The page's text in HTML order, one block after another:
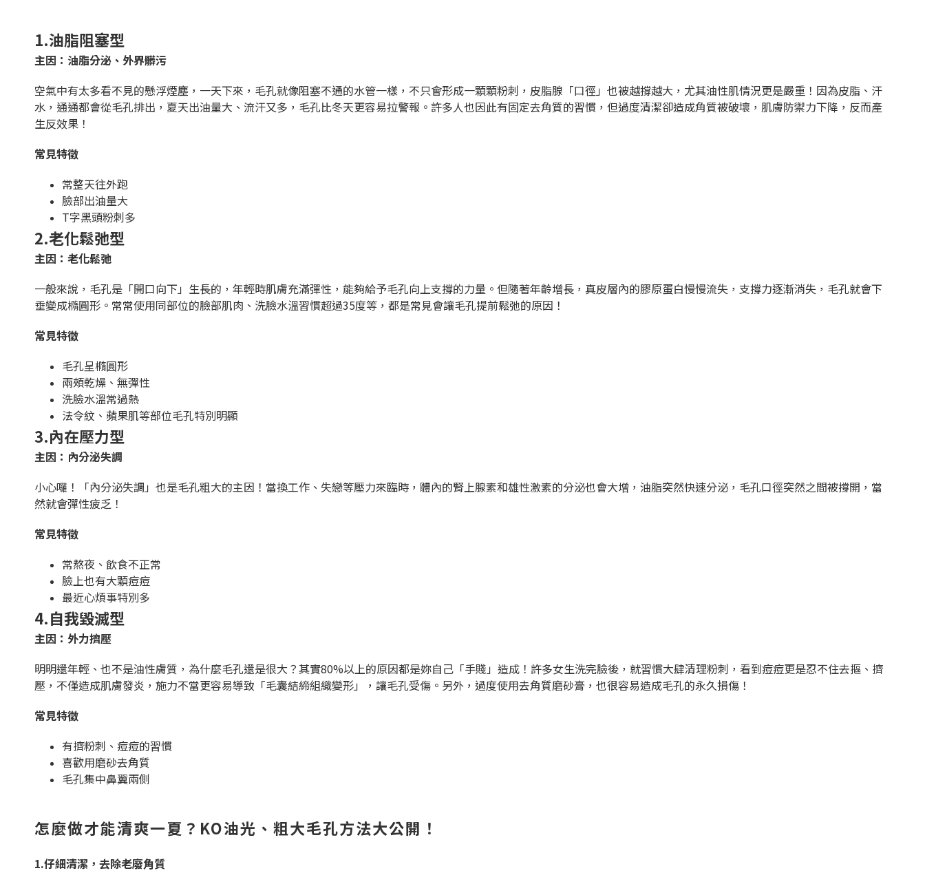
1.油脂阻塞型
主因：油脂分泌、外界髒污
空氣中有太多看不見的懸浮煙塵，一天下來，毛孔就像阻塞不通的水管一樣，不只會形成一顆顆粉刺，皮脂腺「口徑」也被越撐越大，尤其油性肌情況更是嚴重！因為皮脂、汗
水，通通都會從毛孔排出，夏天出油量大、流汗又多，毛孔比冬天更容易拉警報。許多人也因此有固定去角質的習慣，但過度清潔卻造成角質被破壞，肌膚防禦力下降，反而產
生反效果！
常見特徵
常整天往外跑
臉部出油量大
T字黑頭粉刺多
2.老化鬆弛型
主因：老化鬆弛
一般來說，毛孔是「開口向下」生長的，年輕時肌膚充滿彈性，能夠給予毛孔向上支撐的力量。但隨著年齡增長，真皮層內的膠原蛋白慢慢流失，支撐力逐漸消失，毛孔就會下
垂變成橢圓形。常常使用同部位的臉部肌肉、洗臉水溫習慣超過35度等，都是常見會讓毛孔提前鬆弛的原因！
常見特徵
毛孔呈橢圓形
兩頰乾燥、無彈性
洗臉水溫常過熱
法令紋、蘋果肌等部位毛孔特別明顯
3.內在壓力型
主因：內分泌失調
小心囉！「內分泌失調」也是毛孔粗大的主因！當換工作、失戀等壓力來臨時，體內的腎上腺素和雄性激素的分泌也會大增，油脂突然快速分泌，毛孔口徑突然之間被撐開，當
然就會彈性疲乏！
常見特徵
常熬夜、飲食不正常
臉上也有大顆痘痘
最近心煩事特別多
4.自我毀滅型
主因：外力擠壓
明明還年輕、也不是油性膚質，為什麼毛孔還是很大？其實80%以上的原因都是妳自己「手賤」造成！許多女生洗完臉後，就習慣大肆清理粉刺，看到痘痘更是忍不住去摳、擠
壓，不僅造成肌膚發炎，施力不當更容易導致「毛囊結締組織變形」，讓毛孔受傷。另外，過度使用去角質磨砂膏，也很容易造成毛孔的永久損傷！
常見特徵
有擠粉刺、痘痘的習慣
喜歡用磨砂去角質
毛孔集中鼻翼兩側
怎麼做才能清爽一夏？KO油光、粗大毛孔方法大公開！
1.仔細清潔，去除老廢角質